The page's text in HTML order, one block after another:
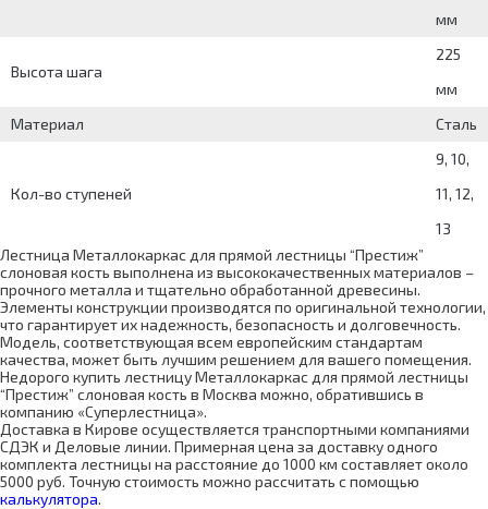
мм
Высота шага
225
мм
Материал
Сталь
Кол-во ступеней
9, 10,
11, 12,
13
Лестница Металлокаркас для прямой лестницы “Престиж”
слоновая кость выполнена из высококачественных материалов –
прочного металла и тщательно обработанной древесины.
Элементы конструкции производятся по оригинальной технологии,
что гарантирует их надежность, безопасность и долговечность.
Модель, соответствующая всем европейским стандартам
качества, может быть лучшим решением для вашего помещения.
Недорого купить лестницу Металлокаркас для прямой лестницы
“Престиж” слоновая кость в Москва можно, обратившись в
компанию «Суперлестница».
Доставка в Кирове осуществляется транспортными компаниями
СДЭК и Деловые линии. Примерная цена за доставку одного
комплекта лестницы на расстояние до 1000 км составляет около
5000 руб. Точную стоимость можно рассчитать с помощью
калькулятора.